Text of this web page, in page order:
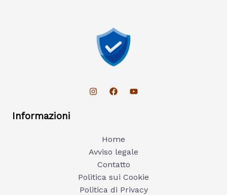
Informazioni
Home
Avviso legale
Contatto
Politica sui Cookie
Politica di Privacy